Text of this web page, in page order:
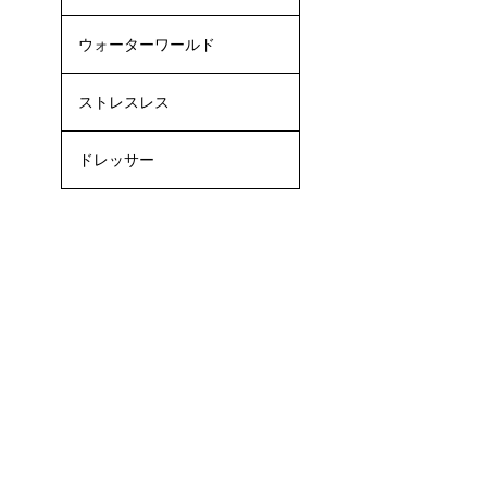
ウォーターワールド
ストレスレス
ドレッサー